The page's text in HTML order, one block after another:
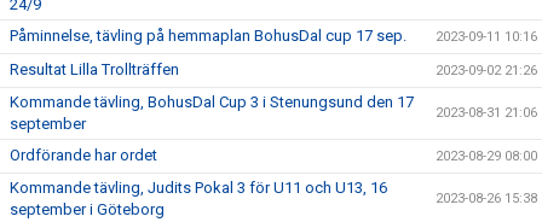
24/9
Påminnelse, tävling på hemmaplan BohusDal cup 17 sep. 2023-09-11 10:16
Resultat Lilla Trollträffen 2023-09-02 21:26
Kommande tävling, BohusDal Cup 3 i Stenungsund den 17
september
2023-08-31 21:06
Ordförande har ordet 2023-08-29 08:00
Kommande tävling, Judits Pokal 3 för U11 och U13, 16
september i Göteborg
2023-08-26 15:38